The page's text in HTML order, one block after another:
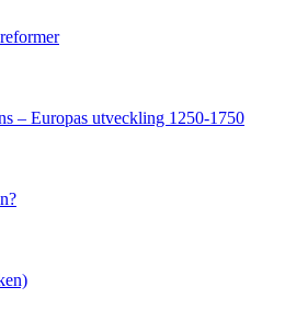
– Europas utveckling 1250-1750